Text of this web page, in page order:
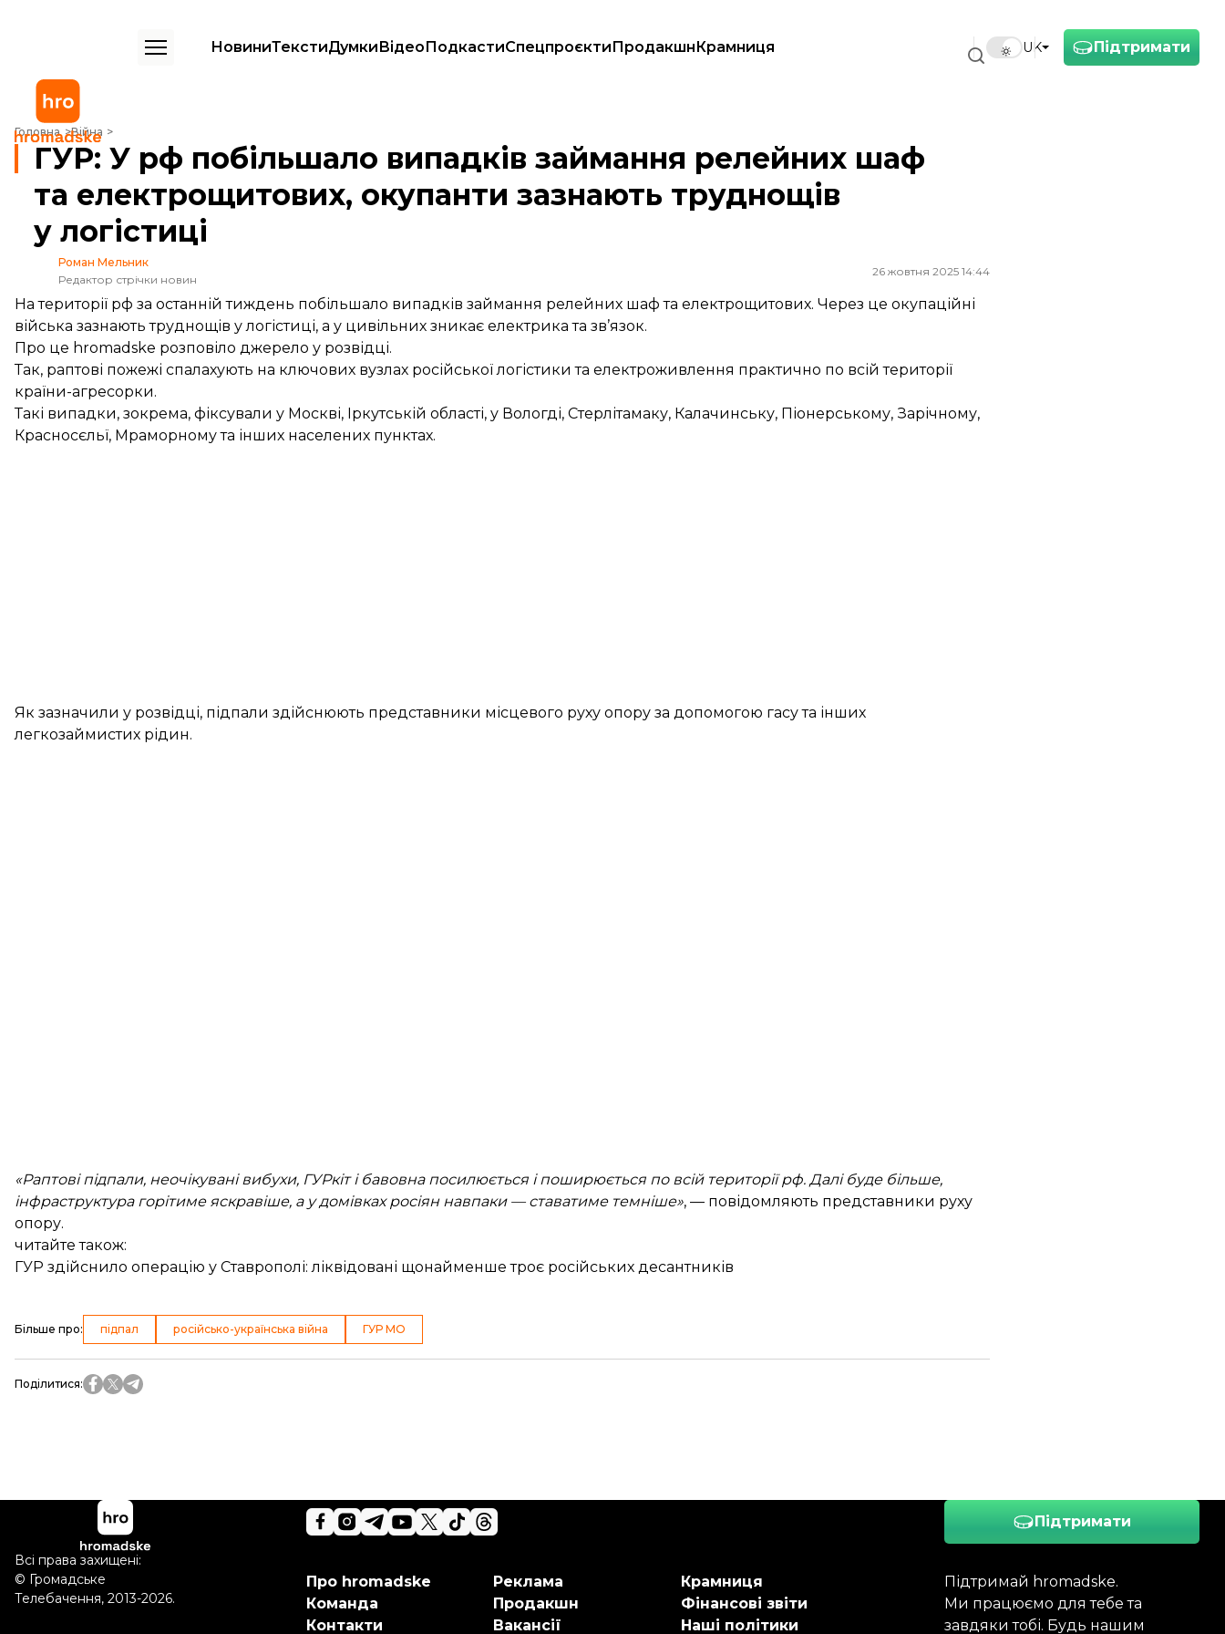
Підтримати
UK
НовиниТекстиДумкиВідеоПодкастиСпецпроєктиПродакшнКрамниця
Головна Війна
ГУР: У рф побільшало випадків займання релейних шаф та електрощитових, окупанти зазнають труднощів у логістиці
ГУР: У рф побільшало випадків займання релейних шаф
та електрощитових, окупанти зазнають труднощів
у логістиці
Роман Мельник
Редактор стрічки новин
26 жовтня 2025 14:44
На території рф за останній тиждень побільшало випадків займання релейних шаф та електрощитових. Через це окупаційні
війська зазнають труднощів у логістиці, а у цивільних зникає електрика та зв’язок.
Про це hromadske розповіло джерело у розвідці.
Так, раптові пожежі спалахують на ключових вузлах російської логістики та електроживлення практично по всій території
країни-агресорки.
Такі випадки, зокрема, фіксували у Москві, Іркутській області, у Вологді, Стерлітамаку, Калачинську, Піонерському, Зарічному,
Красносєльї, Мраморному та інших населених пунктах.
Як зазначили у розвідці, підпали здійснюють представники місцевого руху опору за допомогою гасу та інших
легкозаймистих рідин.
«Раптові підпали, неочікувані вибухи, ГУРкіт і бавовна посилюється і поширюється по всій території рф. Далі буде більше,
інфраструктура горітиме яскравіше, а у домівках росіян навпаки — ставатиме темніше», — повідомляють представники руху
опору.
читайте також:
ГУР здійснило операцію у Ставрополі: ліквідовані щонайменше троє російських десантників
Більше про: підпал російсько-українська війна ГУР МО
Поділитися:
Підтримати
Підтримай hromadske.
Ми працюємо для тебе та
завдяки тобі. Будь нашим
Про hromadske
Команда
Контакти
Реклама
Продакшн
Вакансії
Крамниця
Фінансові звіти
Наші політики
Всі права захищені:
© Громадське
Телебачення, 2013-2026.